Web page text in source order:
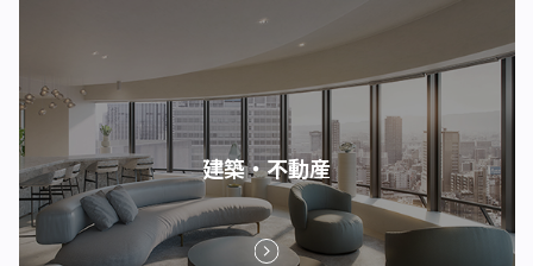
建築・不動産